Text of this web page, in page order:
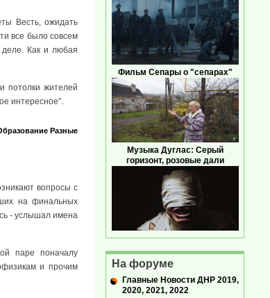
Весть, ожидать
все было совсем
Как и любая
потолки жителей
интересное".
Разные
вопросы с
на финальных
- услышал имена
паре поначалу
и прочим
Фильм Сепары о "сепарах"
Музыка Дуглас: Серый
горизонт, розовые дали
На форуме
Главные Новости ДНР 2019,
2020, 2021, 2022